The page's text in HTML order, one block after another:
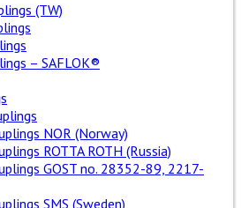
(TW)
– SAFLOK®
NOR (Norway)
ROTTA ROTH (Russia)
GOST no. 28352-89, 2217-
SMS (Sweden)